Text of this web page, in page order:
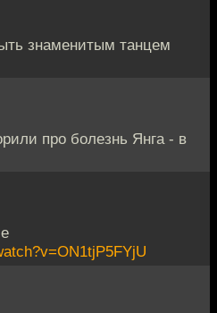
знаменитым танцем
про болезнь Янга - в